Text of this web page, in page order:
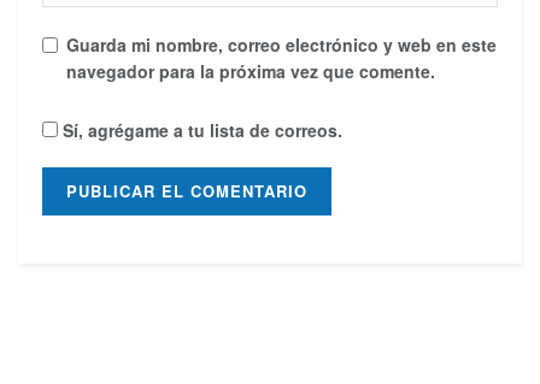
Guarda mi nombre, correo electrónico y web en este
navegador para la próxima vez que comente.
Sí, agrégame a tu lista de correos.